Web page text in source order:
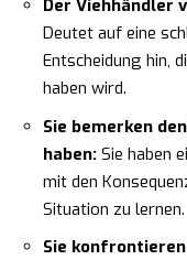
Der Viehhändler
Deutet auf eine
Entscheidung hin,
haben wird.
Sie bemerken
haben: Sie haben
mit den
Situation zu lernen.
Sie